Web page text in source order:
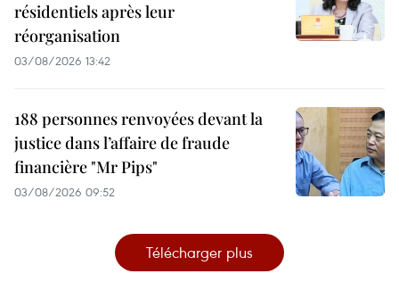
résidentiels après leur
réorganisation
03/08/2026 13:42
188 personnes renvoyées devant la
justice dans l’affaire de fraude
financière "Mr Pips"
03/08/2026 09:52
Télécharger plus